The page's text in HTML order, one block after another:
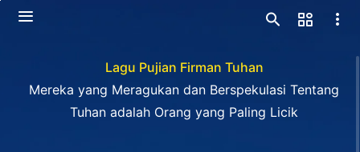
Lagu Pujian Firman Tuhan
Mereka yang Meragukan dan Berspekulasi Tentang
Tuhan adalah Orang yang Paling Licik